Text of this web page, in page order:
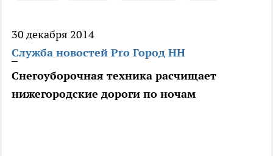
30 декабря 2014
Служба новостей Pro Город НН
Снегоуборочная техника расчищает
нижегородские дороги по ночам